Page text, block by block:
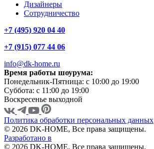
Дизайнеры
Сотрудничество
+7 (495) 920 04 40
+7 (915) 077 44 06
info@dk-home.ru
Время работы шоурума:
Понедельник-Пятница: c 10:00 до 19:00
Суббота: c 11:00 до 19:00
Воскресенье выходной
Политика обработки персональных данных
© 2026 DK-HOME, Все права защищены.
Разработано в
© 2026 DK-HOME, Все права защищены.